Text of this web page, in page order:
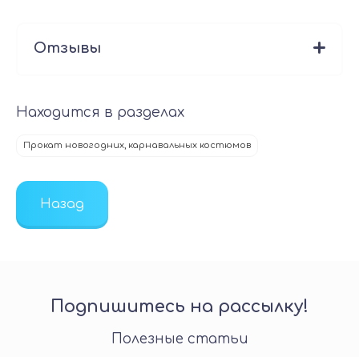
Отзывы
Находится в разделах
Прокат новогодних, карнавальных костюмов
Назад
Подпишитесь на рассылку!
Полезные статьи